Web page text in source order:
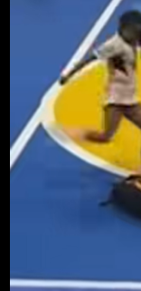
değil,
olduğu belirtiliyor.
Ailenin
bekliyordu. 12
bebeğe “Alahia”
Maria Potosi
önemli sorusu